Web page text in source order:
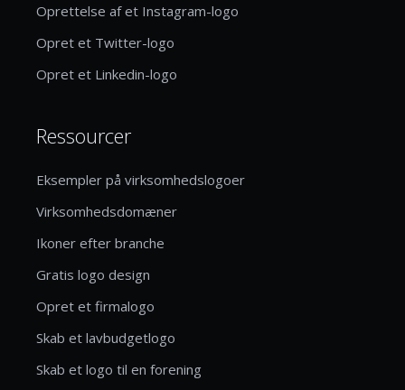
Oprettelse af et Instagram-logo
Opret et Twitter-logo
Opret et Linkedin-logo
Ressourcer
Eksempler på virksomhedslogoer
Virksomhedsdomæner
Ikoner efter branche
Gratis logo design
Opret et firmalogo
Skab et lavbudgetlogo
Skab et logo til en forening